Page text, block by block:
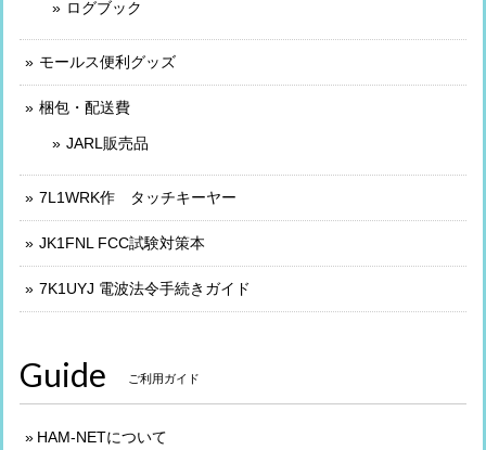
ログブック
モールス便利グッズ
梱包・配送費
JARL販売品
7L1WRK作 タッチキーヤー
JK1FNL FCC試験対策本
7K1UYJ 電波法令手続きガイド
Guide ご利用ガイド
HAM-NETについて